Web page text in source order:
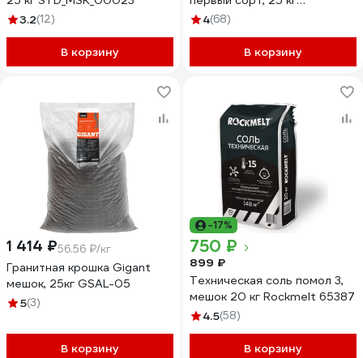
3.2(12)
В корзину
STD_MSK_00039
4(68)
В корзину
1 414 ₽56.56 ₽/кг
Гранитная крошка Gigant
мешок, 25кг GSAL-05
5(3)
В корзину
-17%
750 ₽
899 ₽
Техническая соль помол 3,
мешок 20 кг Rockmelt 65387
4.5(58)
В корзину